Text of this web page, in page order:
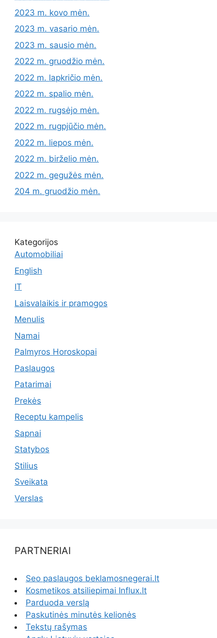
2023 m. kovo mėn.
2023 m. vasario mėn.
2023 m. sausio mėn.
2022 m. gruodžio mėn.
2022 m. lapkričio mėn.
2022 m. spalio mėn.
2022 m. rugsėjo mėn.
2022 m. rugpjūčio mėn.
2022 m. liepos mėn.
2022 m. birželio mėn.
2022 m. gegužės mėn.
204 m. gruodžio mėn.
Kategorijos
Automobiliai
English
IT
Laisvalaikis ir pramogos
Menulis
Namai
Palmyros Horoskopai
Paslaugos
Patarimai
Prekės
Receptu kampelis
Sapnai
Statybos
Stilius
Sveikata
Verslas
PARTNERIAI
Seo paslaugos beklamosnegerai.lt
Kosmetikos atsiliepimai Influx.lt
Parduoda verslą
Paskutinės minutės kelionės
Tekstų rašymas